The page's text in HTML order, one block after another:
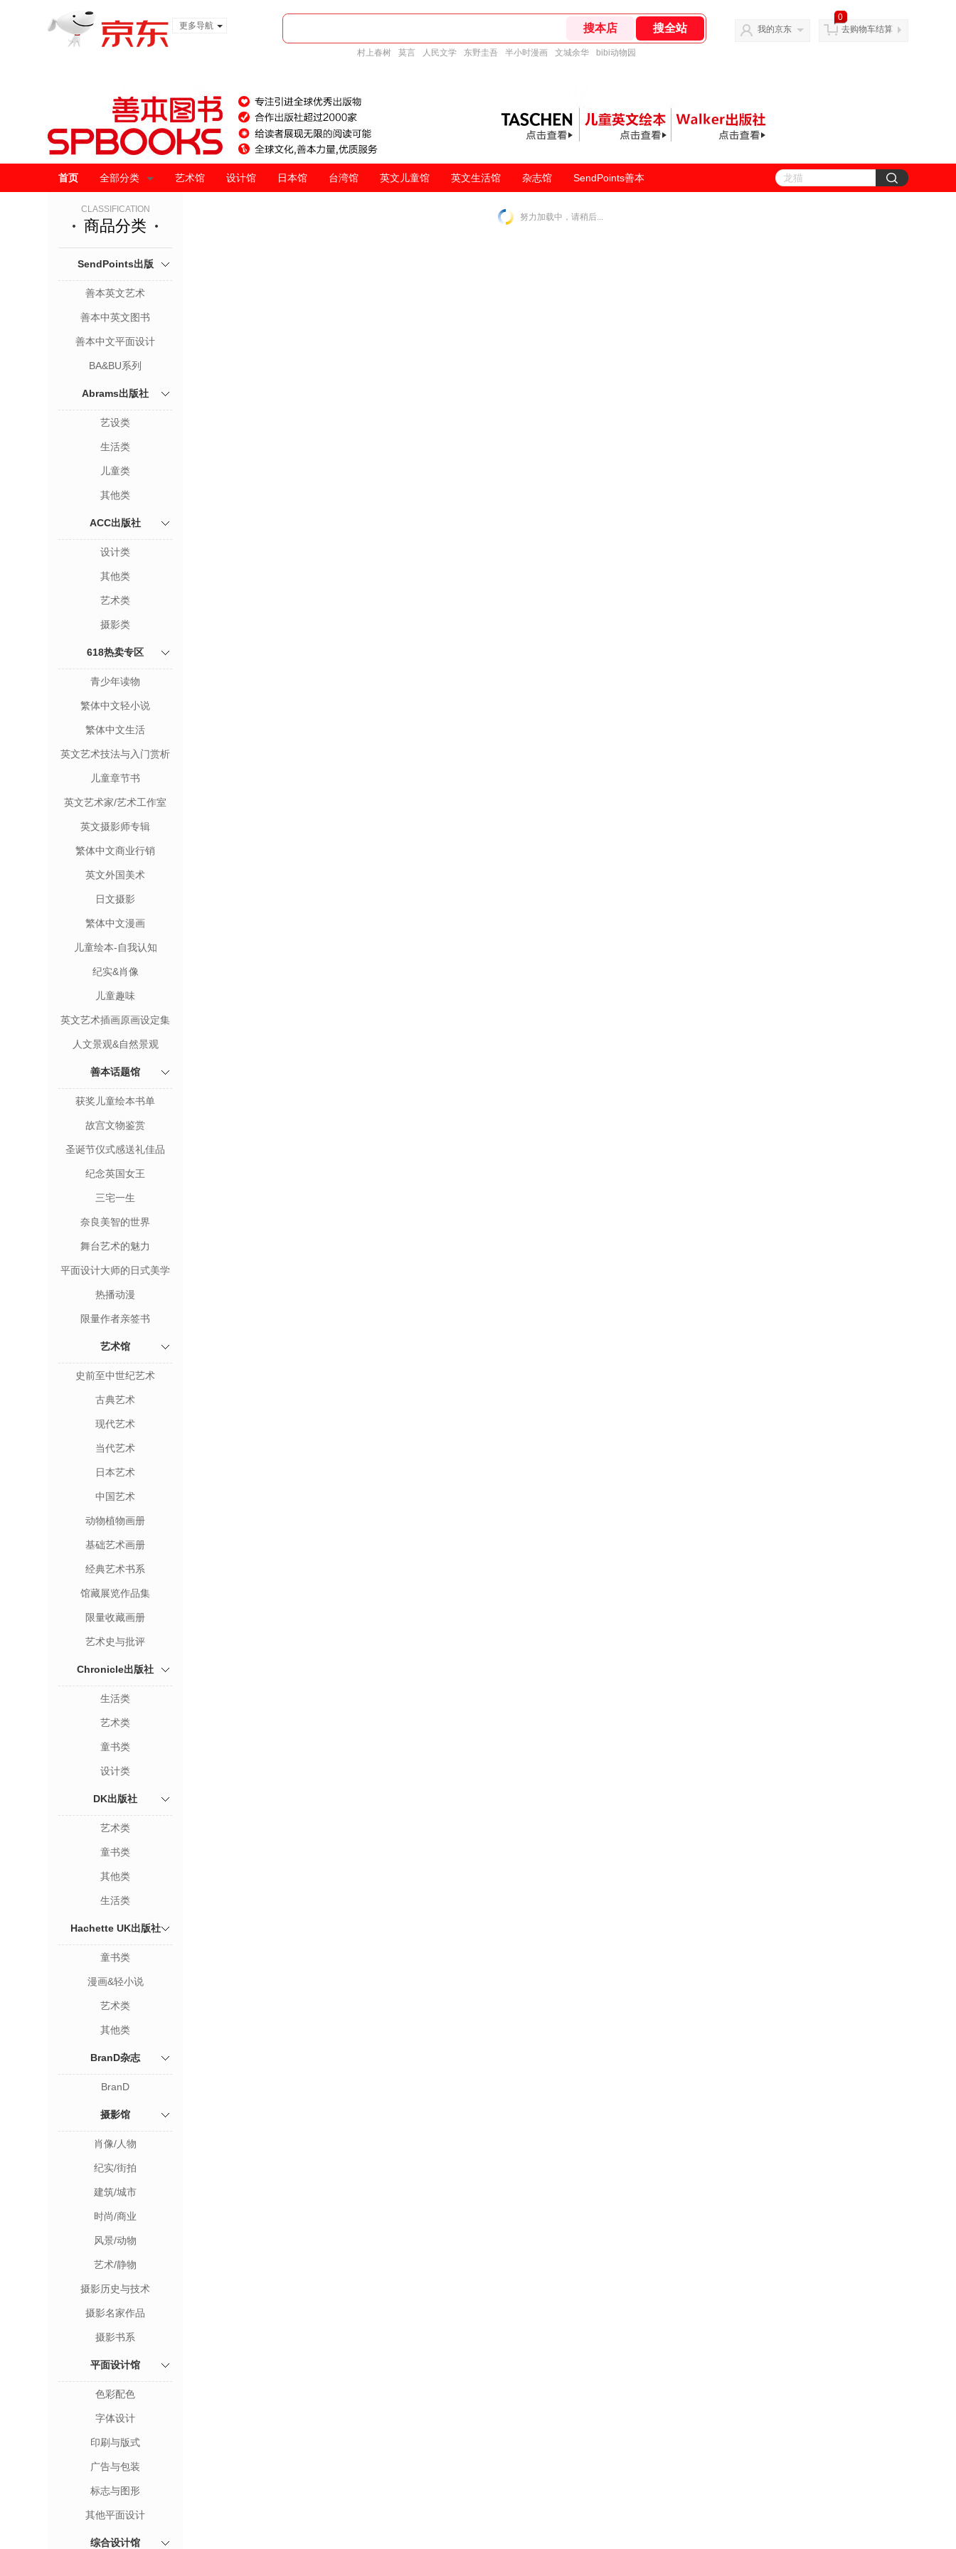
更多导航
村上春树 莫言 人民文学 东野圭吾 半小时漫画 文城余华 bibi动物园
我的京东
0
去购物车结算
首页 全部分类 艺术馆 设计馆 日本馆 台湾馆 英文儿童馆 英文生活馆 杂志馆 SendPoints善本
CLASSIFICATION
商品分类
SendPoints出版
善本英文艺术
善本中英文图书
善本中文平面设计
BA&BU系列
Abrams出版社
艺设类
生活类
儿童类
其他类
ACC出版社
设计类
其他类
艺术类
摄影类
618热卖专区
青少年读物
繁体中文轻小说
繁体中文生活
英文艺术技法与入门赏析
儿童章节书
英文艺术家/艺术工作室
英文摄影师专辑
繁体中文商业行销
英文外国美术
日文摄影
繁体中文漫画
儿童绘本-自我认知
纪实&肖像
儿童趣味
英文艺术插画原画设定集
人文景观&自然景观
善本话题馆
获奖儿童绘本书单
故宫文物鉴赏
圣诞节仪式感送礼佳品
纪念英国女王
三宅一生
奈良美智的世界
舞台艺术的魅力
平面设计大师的日式美学
热播动漫
限量作者亲签书
艺术馆
史前至中世纪艺术
古典艺术
现代艺术
当代艺术
日本艺术
中国艺术
动物植物画册
基础艺术画册
经典艺术书系
馆藏展览作品集
限量收藏画册
艺术史与批评
Chronicle出版社
生活类
艺术类
童书类
设计类
DK出版社
艺术类
童书类
其他类
生活类
Hachette UK出版社
童书类
漫画&轻小说
艺术类
其他类
BranD杂志
BranD
摄影馆
肖像/人物
纪实/街拍
建筑/城市
时尚/商业
风景/动物
艺术/静物
摄影历史与技术
摄影名家作品
摄影书系
平面设计馆
色彩配色
字体设计
印刷与版式
广告与包装
标志与图形
其他平面设计
综合设计馆
努力加载中，请稍后...